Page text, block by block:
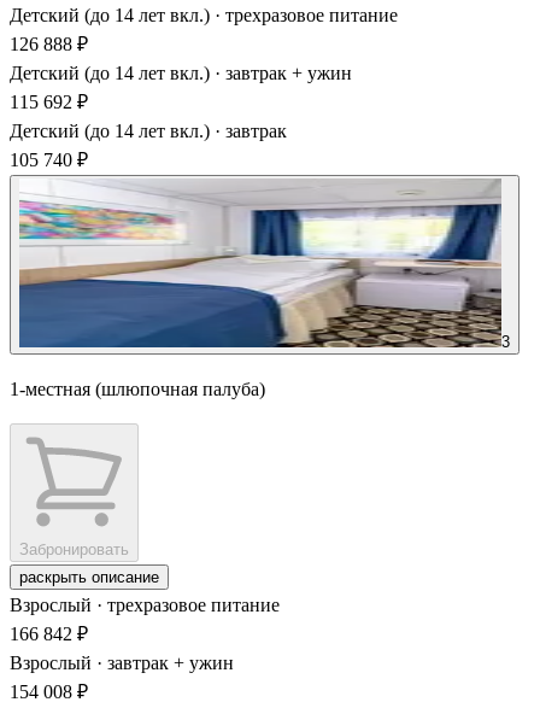
Детский (до 14 лет вкл.) · трехразовое питание
126 888 ₽
Детский (до 14 лет вкл.) · завтрак + ужин
115 692 ₽
Детский (до 14 лет вкл.) · завтрак
105 740 ₽
3
1-местная (шлюпочная палуба)
Забронировать
раскрыть описание
Взрослый · трехразовое питание
166 842 ₽
Взрослый · завтрак + ужин
154 008 ₽